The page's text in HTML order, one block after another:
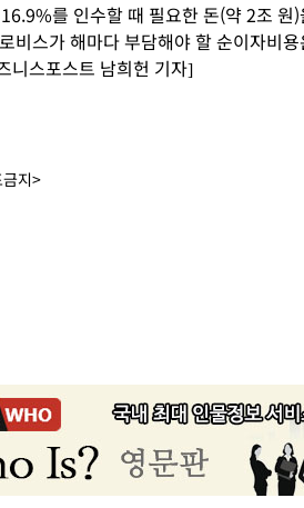
를 인수할 때 필요한 돈(약 2조 원)
비스가 해마다 부담해야 할 순이자비용
니스포스트 남희헌 기자]
지>